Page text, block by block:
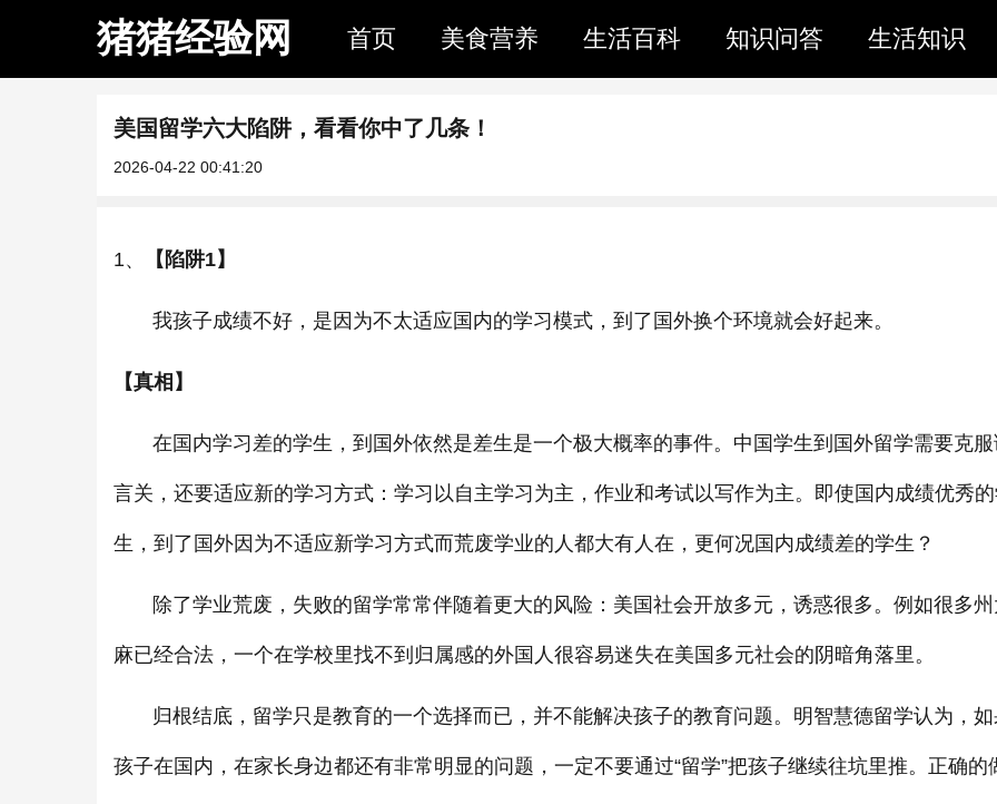
猪猪经验网 首页 美食营养 生活百科 知识问答 生活知识
美国留学六大陷阱，看看你中了几条！
2026-04-22 00:41:20
1、 【陷阱1】
我孩子成绩不好，是因为不太适应国内的学习模式，到了国外换个环境就会好起来。
【真相】
在国内学习差的学生，到国外依然是差生是一个极大概率的事件。中国学生到国外留学需要克服
言关，还要适应新的学习方式：学习以自主学习为主，作业和考试以写作为主。即使国内成绩优秀
生，到了国外因为不适应新学习方式而荒废学业的人都大有人在，更何况国内成绩差的学生？
除了学业荒废，失败的留学常常伴随着更大的风险：美国社会开放多元，诱惑很多。例如很多州
麻已经合法，一个在学校里找不到归属感的外国人很容易迷失在美国多元社会的阴暗角落里。
归根结底，留学只是教育的一个选择而已，并不能解决孩子的教育问题。明智慧德留学认为，如
孩子在国内，在家长身边都还有非常明显的问题，一定不要通过“留学”把孩子继续往坑里推。正确的